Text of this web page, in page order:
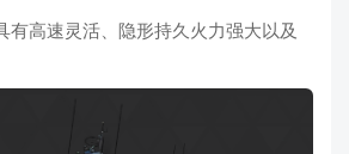
有高速灵活、隐形持久火力强大以及